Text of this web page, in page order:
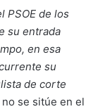
PSOE de los
su entrada
en esa
su
de corte
se sitúe en el